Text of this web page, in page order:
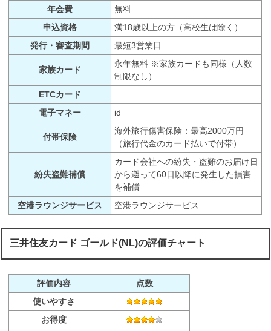
年会費
無料
申込資格
満18歳以上の方（高校生は除く）
発行・審査期間
最短3営業日
家族カード
永年無料 ※家族カードも同様（人数
制限なし）
ETCカード
電子マネー
id
付帯保険
海外旅行傷害保険：最高2000万円
（旅行代金のカード払いで付帯）
紛失盗難補償
カード会社への紛失・盗難のお届け日
から遡って60日以降に発生した損害
を補償
空港ラウンジサービス
空港ラウンジサービス
三井住友カード ゴールド(NL)の評価チャート
評価内容
点数
使いやすさ
お得度